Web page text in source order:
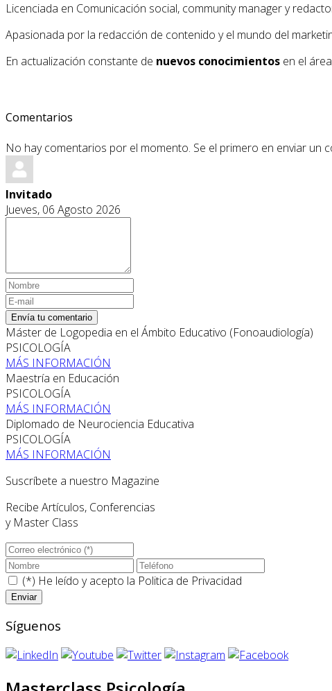
Licenciada en Comunicación social, community manager y
Apasionada por la redacción de contenido y el mundo del
En actualización constante de nuevos conocimientos en el
Comentarios
No hay comentarios por el momento. Se el primero en enviar un
Invitado
Jueves, 06 Agosto 2026
Envía tu comentario
Máster de Logopedia en el Ámbito Educativo (Fonoaudiología)
PSICOLOGÍA
MÁS INFORMACIÓN
Maestría en Educación
PSICOLOGÍA
MÁS INFORMACIÓN
Diplomado de Neurociencia Educativa
PSICOLOGÍA
MÁS INFORMACIÓN
Suscríbete a nuestro Magazine
Recibe Artículos, Conferencias
y Master Class
(*) He leído y acepto la Politica de Privacidad
Síguenos